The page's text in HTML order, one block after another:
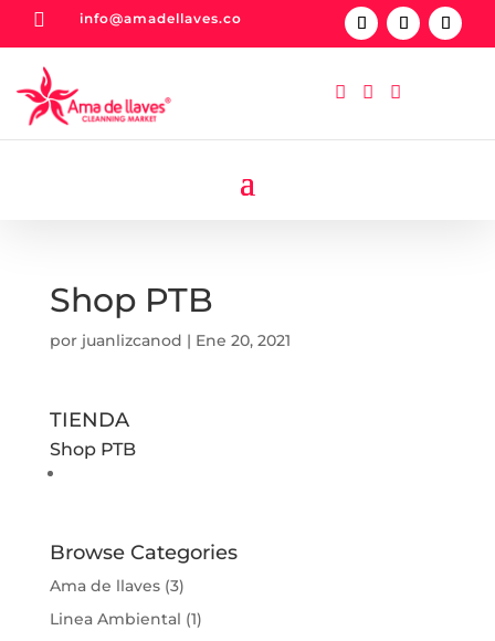
 info@amadellaves.co
  
Shop PTB
por juanlizcanod | Ene 20, 2021
TIENDA
Shop PTB
Browse Categories
Ama de llaves(3)
Linea Ambiental (1)